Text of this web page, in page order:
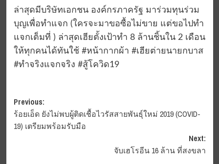
ล่าสุดมีบริษัทเอกชน องค์กรภาครัฐ มาร่วมทุนร่วม
บุญเพื่อทำแจก (ใครจะมาขอซื้อไม่ขาย แต่ขอไปทำ
แจกเต็มที่ ) ล่าสุดเฮียตั้งเป้าทำ 8 ล้านชิ้นใน 2 เดือน
ให้ทุกคนได้ทันใช้ #หน้ากากผ้า #เฮียต่ายนายกบาส
#ทำจริงแจกจริง #สู้โควิด19
Post
navigation
Previous:
ร้อยเอ็ด ยังไม่พบผู้ติดเชื้อไวรัสสายพันธุ์ใหม่ 2019 (COVID-
19) เตรียมพร้อมรับมือ
Next:
จับเฮโรอีน 16 ล้าน ที่สงขลา